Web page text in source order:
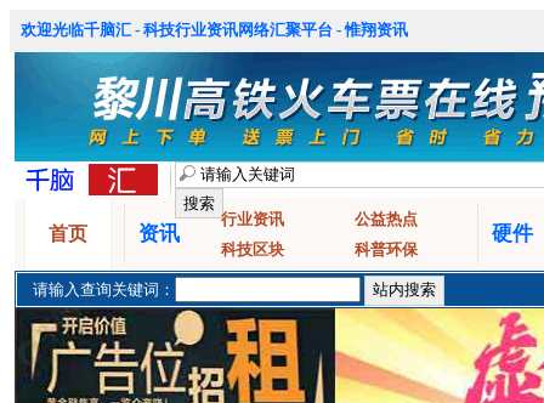
欢迎光临千脑汇 - 科技行业资讯网络汇聚平台 - 惟翔资讯
首页 资讯
行业资讯
公益热点
科技区块
科普环保
硬件
请输入查询关键词：